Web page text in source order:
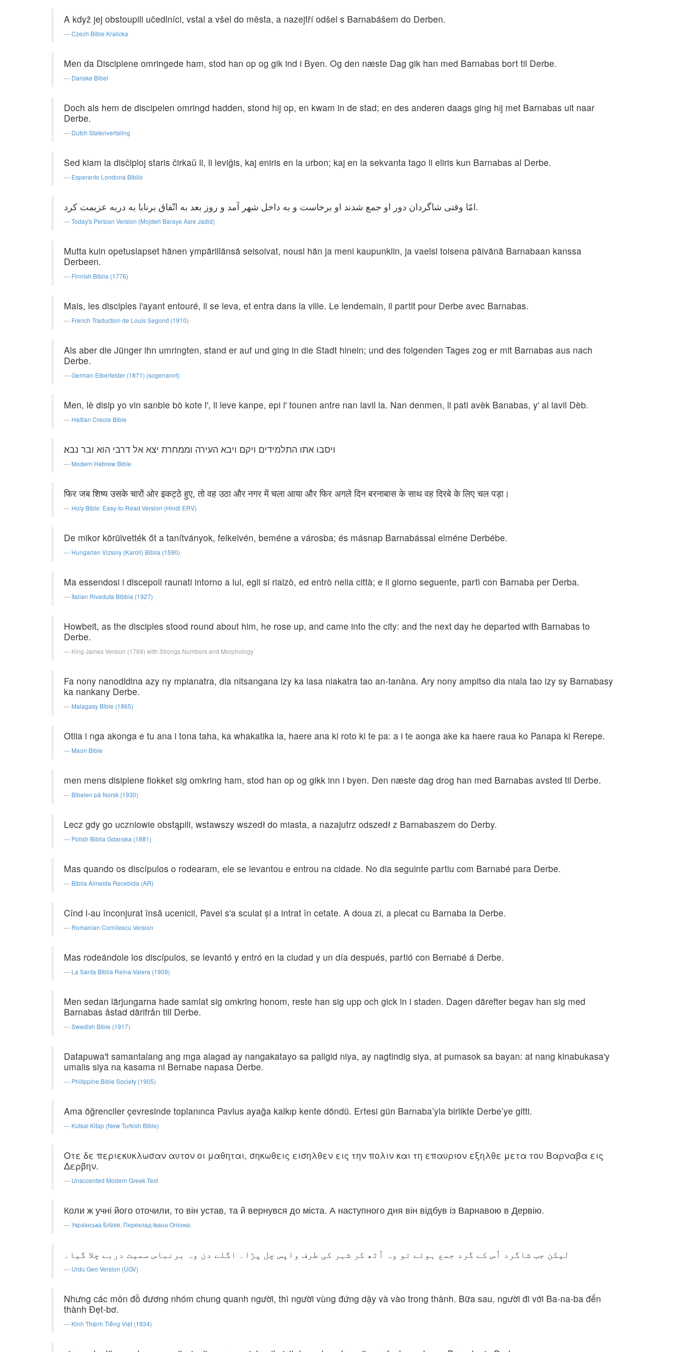
A když jej obstoupili učedlníci, vstal a všel do města, a nazejtří odšel s Barnabášem do Derben.
Czech Bible Kralicka
Men da Disciplene omringede ham, stod han op og gik ind i Byen. Og den næste Dag gik han med Barnabas bort til Derbe.
Danske Bibel
Doch als hem de discipelen omringd hadden, stond hij op, en kwam in de stad; en des anderen daags ging hij met Barnabas uit naar
Derbe.
Dutch Statenvertaling
Sed kiam la disĉiploj staris ĉirkaŭ li, li leviĝis, kaj eniris en la urbon; kaj en la sekvanta tago li eliris kun Barnabas al Derbe.
Esperanto Londona Biblio
امّا وقتی شاگردان دور او جمع شدند او برخاست و به داخل شهر آمد و روز بعد به اتّفاق برنابا به دربه عزیمت كرد.
Today's Persian Version (Mojdeh Baraye Asre Jadid)
Mutta kuin opetuslapset hänen ympärillänsä seisoivat, nousi hän ja meni kaupunkiin, ja vaelsi toisena päivänä Barnabaan kanssa
Derbeen.
Finnish Biblia (1776)
Mais, les disciples l'ayant entouré, il se leva, et entra dans la ville. Le lendemain, il partit pour Derbe avec Barnabas.
French Traduction de Louis Segond (1910)
Als aber die Jünger ihn umringten, stand er auf und ging in die Stadt hinein; und des folgenden Tages zog er mit Barnabas aus nach
Derbe.
German Elberfelder (1871) (sogenannt)
Men, lè disip yo vin sanble bò kote l', li leve kanpe, epi l' tounen antre nan lavil la. Nan denmen, li pati avèk Banabas, y' al lavil Dèb.
Haitian Creole Bible
ויסבו אתו התלמידים ויקם ויבא העירה וממחרת יצא אל דרבי הוא ובר נבא׃
Modern Hebrew Bible
फिर जब शिष्य उसके चारों ओर इकट्ठे हुए, तो वह उठा और नगर में चला आया और फिर अगले दिन बरनाबास के साथ वह दिरबे के लिए चल पड़ा।
Holy Bible: Easy-to-Read Version (Hindi ERV)
De mikor körülvették őt a tanítványok, felkelvén, beméne a városba; és másnap Barnabással elméne Derbébe.
Hungarian Vizsoly (Karoli) Biblia (1590)
Ma essendosi i discepoli raunati intorno a lui, egli si rialzò, ed entrò nella città; e il giorno seguente, partì con Barnaba per Derba.
Italian Riveduta Bibbia (1927)
Howbeit, as the disciples stood round about him, he rose up, and came into the city: and the next day he departed with Barnabas to
Derbe.
King James Version (1769) with Strongs Numbers and Morphology
Fa nony nanodidina azy ny mpianatra, dia nitsangana izy ka lasa niakatra tao an-tanàna. Ary nony ampitso dia niala tao izy sy Barnabasy
ka nankany Derbe.
Malagasy Bible (1865)
Otiia i nga akonga e tu ana i tona taha, ka whakatika ia, haere ana ki roto ki te pa: a i te aonga ake ka haere raua ko Panapa ki Rerepe.
Maori Bible
men mens disiplene flokket sig omkring ham, stod han op og gikk inn i byen. Den næste dag drog han med Barnabas avsted til Derbe.
Bibelen på Norsk (1930)
Lecz gdy go uczniowie obstąpili, wstawszy wszedł do miasta, a nazajutrz odszedł z Barnabaszem do Derby.
Polish Biblia Gdanska (1881)
Mas quando os discípulos o rodearam, ele se levantou e entrou na cidade. No dia seguinte partiu com Barnabé para Derbe.
Bíblia Almeida Recebida (AR)
Cînd l-au înconjurat însă ucenicii, Pavel s'a sculat şi a intrat în cetate. A doua zi, a plecat cu Barnaba la Derbe.
Romanian Cornilescu Version
Mas rodeándole los discípulos, se levantó y entró en la ciudad y un día después, partió con Bernabé á Derbe.
La Santa Biblia Reina-Valera (1909)
Men sedan lärjungarna hade samlat sig omkring honom, reste han sig upp och gick in i staden. Dagen därefter begav han sig med
Barnabas åstad därifrån till Derbe.
Swedish Bible (1917)
Datapuwa't samantalang ang mga alagad ay nangakatayo sa paligid niya, ay nagtindig siya, at pumasok sa bayan: at nang kinabukasa'y
umalis siya na kasama ni Bernabe napasa Derbe.
Philippine Bible Society (1905)
Ama öğrenciler çevresinde toplanınca Pavlus ayağa kalkıp kente döndü. Ertesi gün Barnaba’yla birlikte Derbe’ye gitti.
Kutsal Kitap (New Turkish Bible)
Οτε δε περιεκυκλωσαν αυτον οι μαθηται, σηκωθεις εισηλθεν εις την πολιν και τη επαυριον εξηλθε μετα του Βαρναβα εις
Δερβην.
Unaccented Modern Greek Text
Коли ж учні його оточили, то він устав, та й вернувся до міста. А наступного дня він відбув із Варнавою в Дервію.
Українська Біблія. Переклад Івана Огієнка.
لیکن جب شاگرد اُس کے گرد جمع ہوئے تو وہ اُٹھ کر شہر کی طرف واپس چل پڑا۔ اگلے دن وہ برنباس سمیت دربے چلا گیا۔
Urdu Geo Version (UGV)
Nhưng các môn đồ đương nhóm chung quanh người, thì người vùng đứng dậy và vào trong thành. Bữa sau, người đi với Ba-na-ba đến
thành Ðẹt-bơ.
Kinh Thánh Tiếng Việt (1934)